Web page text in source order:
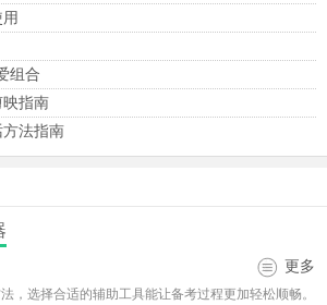
组合
映指南
方法指南
更多
，选择合适的辅助工具能让备考过程更加轻松顺畅。